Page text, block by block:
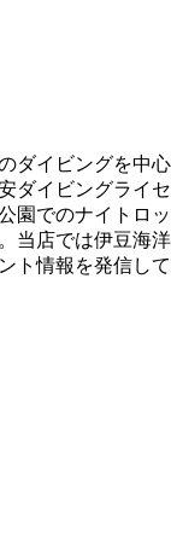
ダイビングを中心
ダイビングライセ
園でのナイトロッ
当店では伊豆海洋
ト情報を発信して